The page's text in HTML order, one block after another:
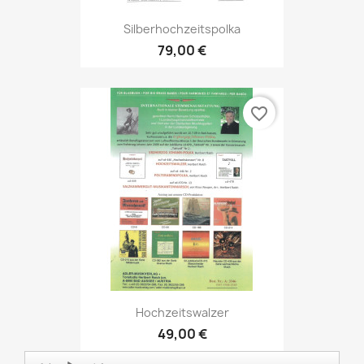
Silberhochzeitspolka
79,00 €
Hochzeitswalzer
49,00 €
favorite_border